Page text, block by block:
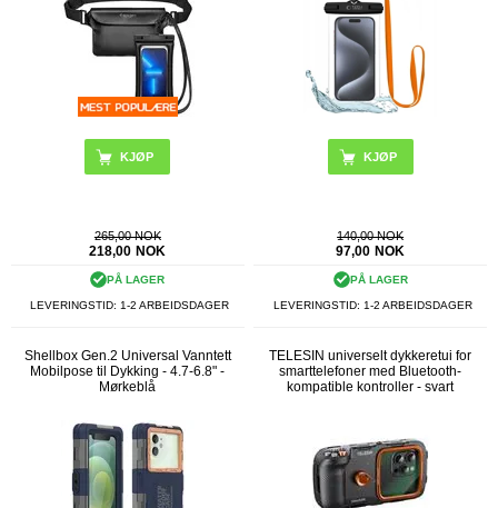
265,00 NOK
218,00 NOK
PÅ LAGER
LEVERINGSTID: 1-2 ARBEIDSDAGER
KJØP
140,00 NOK
97,00 NOK
PÅ LAGER
LEVERINGSTID: 1-2 ARBEIDSDAGER
Shellbox Gen.2 Universal Vanntett
Mobilpose til Dykking - 4.7-6.8" -
Mørkeblå
TELESIN universelt dykkeretui for
smarttelefoner med Bluetooth-
kompatible kontroller - svart